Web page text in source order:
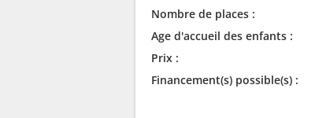
Nombre de places :
Age d'accueil des enfants :
Prix :
Financement(s) possible(s) :